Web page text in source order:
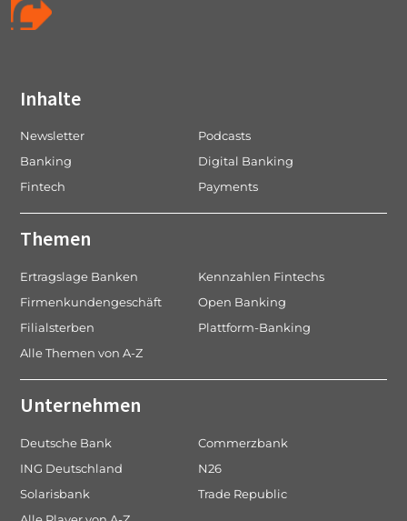
Inhalte
Newsletter
Podcasts
Banking
Digital Banking
Fintech
Payments
Themen
Ertragslage Banken
Kennzahlen Fintechs
Firmenkundengeschäft
Open Banking
Filialsterben
Plattform-Banking
Alle Themen von A-Z
Unternehmen
Deutsche Bank
Commerzbank
ING Deutschland
N26
Solarisbank
Trade Republic